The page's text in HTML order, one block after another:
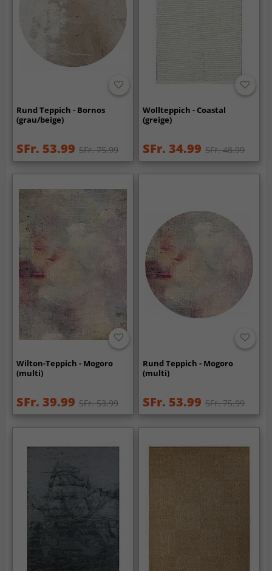
Rund Teppich - Bornos
(grau/beige)
SFr. 53.99 SFr. 75.99
Wollteppich - Coastal
(greige)
SFr. 34.99 SFr. 48.99
Wilton-Teppich - Mogoro
(multi)
SFr. 39.99 SFr. 53.99
Rund Teppich - Mogoro
(multi)
SFr. 53.99 SFr. 75.99